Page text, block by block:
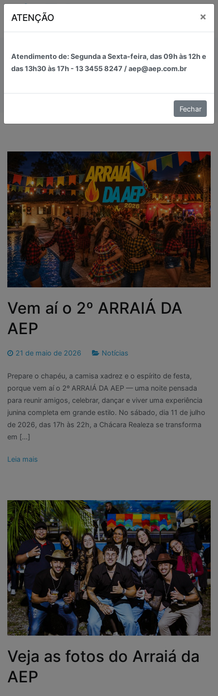
Pular
para
Notícias
Vem aí o 2º ARRAIÁ DA
AEP
21 de maio de 2026 Notícias
Prepare o chapéu, a camisa xadrez e o espírito de festa,
porque vem aí o 2º ARRAIÁ DA AEP — uma noite pensada
para reunir amigos, celebrar, dançar e viver uma experiência
junina completa em grande estilo. No sábado, dia 11 de julho
de 2026, das 17h às 22h, a Chácara Realeza se transforma
em […]
Leia mais
Veja as fotos do Arraiá da
AEP
ATENÇÃO ×
Atendimento de:Segunda a Sexta-feira, das09h às 12h e
das 13h30 às 17h - 13 3455 8247 / aep@aep.com.br
Fechar